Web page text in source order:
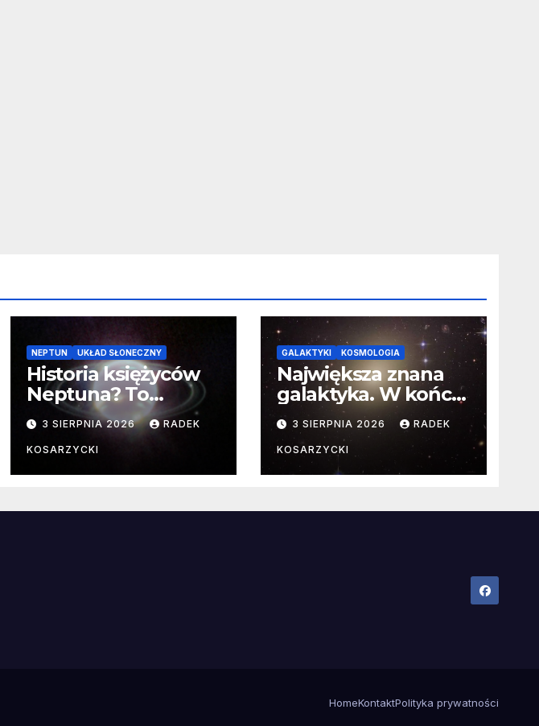
NEPTUN UKŁAD SŁONECZNY
Historia księżyców
Neptuna? To
skomplikowane
3 SIERPNIA 2026 RADEK
KOSARZYCKI
GALAKTYKI KOSMOLOGIA
Największa znana
galaktyka. W końcu
poznaliśmy jej
faktyczne wymiary
3 SIERPNIA 2026 RADEK
KOSARZYCKI
HomeKontaktPolityka prywatności